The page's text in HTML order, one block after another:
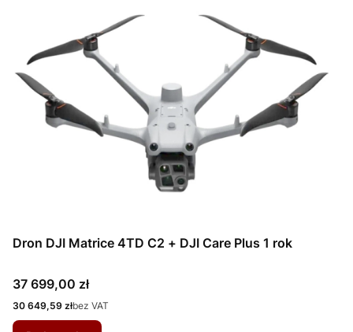
Dron DJI Matrice 4TD C2 + DJI Care Plus 1 rok
Cena
37 699,00 zł
Cena
30 649,59 złbez VAT